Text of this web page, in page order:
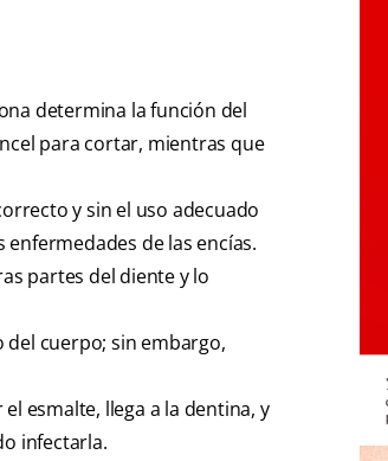
determina la función del
para cortar, mientras que
y sin el uso adecuado
de las encías.
partes del diente y lo
del cuerpo; sin embargo,
esmalte, llega a la dentina, y
infectarla.